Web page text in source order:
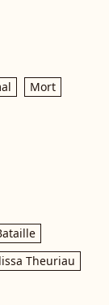
Mort
Theuriau